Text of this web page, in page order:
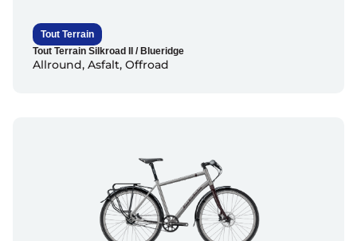
Tout Terrain
Tout Terrain Silkroad II / Blueridge
Allround, Asfalt, Offroad